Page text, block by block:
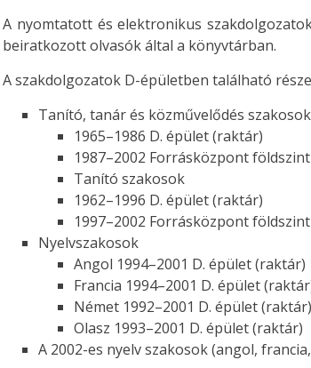
A nyomtatott és elektronikus
beiratkozott olvasók által a könyvtárban.
A szakdolgozatok D-épületben található
Tanító, tanár és közművelődés szakosok
1965–1986 D. épület (raktár)
1987–2002 Forrásközpont
Tanító szakosok
1962–1996 D. épület (raktár)
1997–2002 Forrásközpont
Nyelvszakosok
Angol 1994–2001 D. épület (raktár)
Francia 1994–2001 D. épület
Német 1992–2001 D. épület (raktár)
Olasz 1993–2001 D. épület (raktár)
A 2002-es nyelv szakosok (angol,